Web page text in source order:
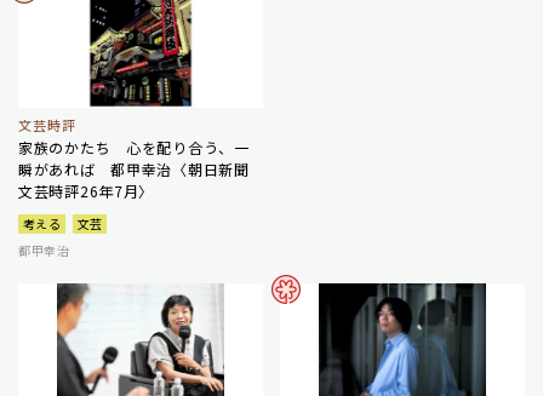
文芸時評
家族のかたち 心を配り合う、一
瞬があれば 都甲幸治〈朝日新聞
文芸時評26年7月〉
考える
文芸
都甲幸治